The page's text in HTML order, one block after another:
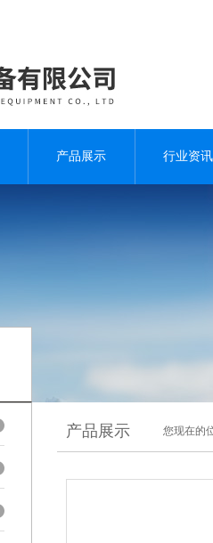
产品展示 行业资讯
产品展示 您现在的